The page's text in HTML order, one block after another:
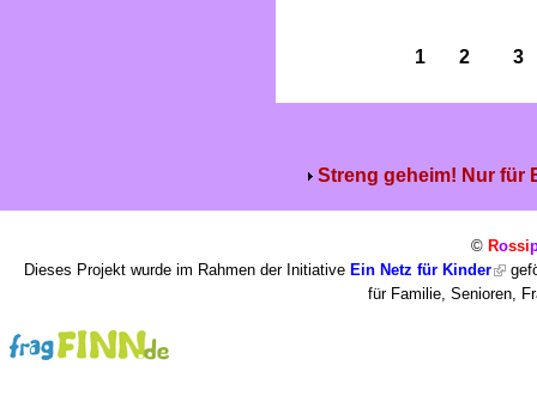
1 2 3
Streng geheim! Nur für
© Rossi
Dieses Projekt wurde im Rahmen der Initiative Ein Netz für Kinder
für Familie, Senioren,